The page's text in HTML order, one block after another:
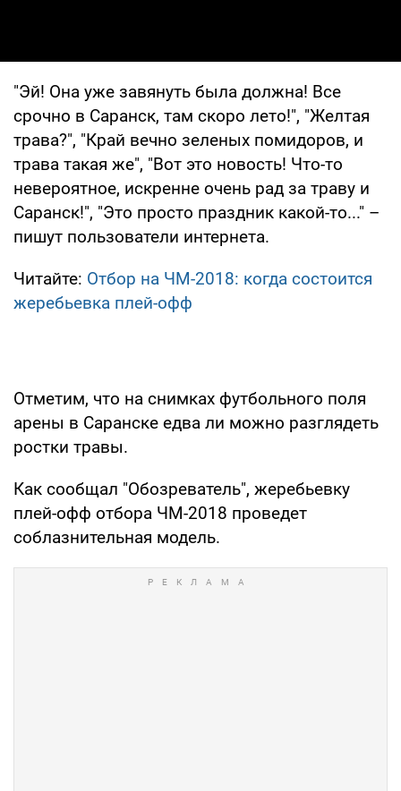
"Эй! Она уже завянуть была должна! Все
срочно в Саранск, там скоро лето!", "Желтая
трава?", "Край вечно зеленых помидоров, и
трава такая же", "Вот это новость! Что-то
невероятное, искренне очень рад за траву и
Саранск!", "Это просто праздник какой-то..." –
пишут пользователи интернета.
Читайте: Отбор на ЧМ-2018: когда состоится
жеребьевка плей-офф
Отметим, что на снимках футбольного поля
арены в Саранске едва ли можно разглядеть
ростки травы.
Как сообщал "Обозреватель", жеребьевку
плей-офф отбора ЧМ-2018 проведет
соблазнительная модель.